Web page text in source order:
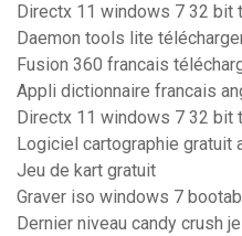
Directx 11 windows 7 32 bit
Daemon tools lite
Fusion 360 francais
Appli dictionnaire francais
Directx 11 windows 7 32 bit
Logiciel cartographie gratuit
Jeu de kart gratuit
Graver iso windows 7
Dernier niveau candy crush